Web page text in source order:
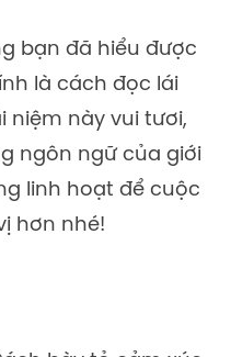
bạn đã hiểu được
là cách đọc lái
niệm này vui tươi,
ngôn ngữ của giới
linh hoạt để cuộc
hơn nhé!